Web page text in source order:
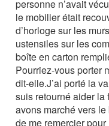
personne n’avait
le mobilier était
d’horloge sur les
ustensiles sur les
boîte en carton
Pourriez-vous porter
dit-elle.J’ai porté la
suis retourné aider la
avons marché vers le
de me remercier